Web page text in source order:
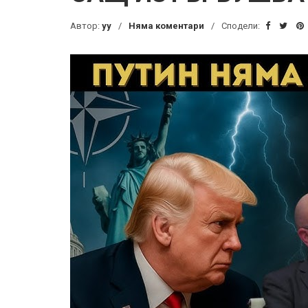
Автор: yy Няма коментари Сподели: